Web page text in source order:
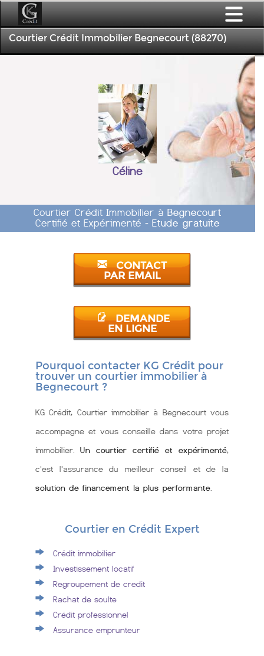
Courtier Crédit Immobilier Begnecourt (88270)
Céline
Courtier Crédit Immobilier à Begnecourt
Certifié et Expérimenté - Etude gratuite
CONTACT
PAR EMAIL
DEMANDE
EN LIGNE
Pourquoi contacter KG Crédit pour
trouver un courtier immobilier à
Begnecourt ?
KG Crédit, Courtier immobilier à Begnecourt vous
accompagne et vous conseille dans votre projet
immobilier. Un courtier certifié et expérimenté,
c'est l'assurance du meilleur conseil et de la
solution de financement la plus performante
Courtier en Crédit Expert
Crédit immobilier
Investissement locatif
Regroupement de credit
Rachat de soulte
Crédit professionnel
Assurance emprunteur